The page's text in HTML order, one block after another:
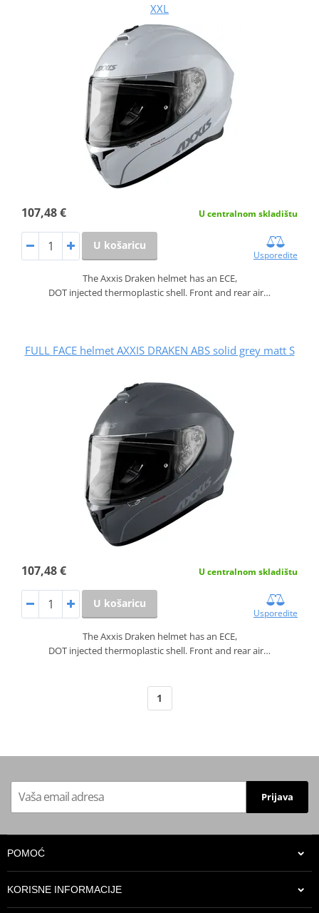
XXL
107,48 € U centralnom skladištu
U košaricu
Usporedite
The Axxis Draken helmet has an ECE,
DOT injected thermoplastic shell. Front and rear air…
FULL FACE helmet AXXIS DRAKEN ABS solid grey matt S
107,48 € U centralnom skladištu
U košaricu
Usporedite
The Axxis Draken helmet has an ECE,
DOT injected thermoplastic shell. Front and rear air…
1
Prijava
POMOĆ
KORISNE INFORMACIJE